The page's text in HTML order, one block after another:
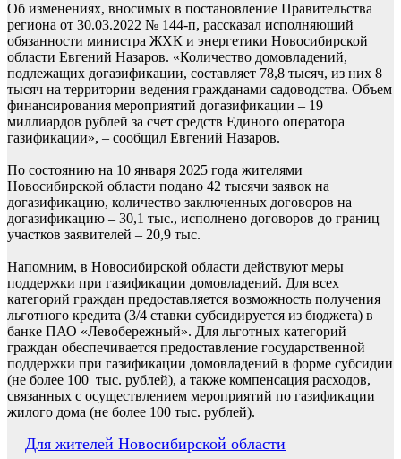
Об изменениях, вносимых в постановление Правительства
региона от 30.03.2022 № 144-п, рассказал исполняющий
обязанности министра ЖХК и энергетики Новосибирской
области Евгений Назаров. «Количество домовладений,
подлежащих догазификации, составляет 78,8 тысяч, из них 8
тысяч на территории ведения гражданами садоводства. Объем
финансирования мероприятий догазификации – 19
миллиардов рублей за счет средств Единого оператора
газификации», – сообщил Евгений Назаров.
По состоянию на 10 января 2025 года жителями
Новосибирской области подано 42 тысячи заявок на
догазификацию, количество заключенных договоров на
догазификацию – 30,1 тыс., исполнено договоров до границ
участков заявителей – 20,9 тыс.
Напомним, в Новосибирской области действуют меры
поддержки при газификации домовладений. Для всех
категорий граждан предоставляется возможность получения
льготного кредита (3/4 ставки субсидируется из бюджета) в
банке ПАО «Левобережный». Для льготных категорий
граждан обеспечивается предоставление государственной
поддержки при газификации домовладений в форме субсидии
(не более 100 тыс. рублей), а также компенсация расходов,
связанных с осуществлением мероприятий по газификации
жилого дома (не более 100 тыс. рублей).
Навигация
Для жителей Новосибирской области